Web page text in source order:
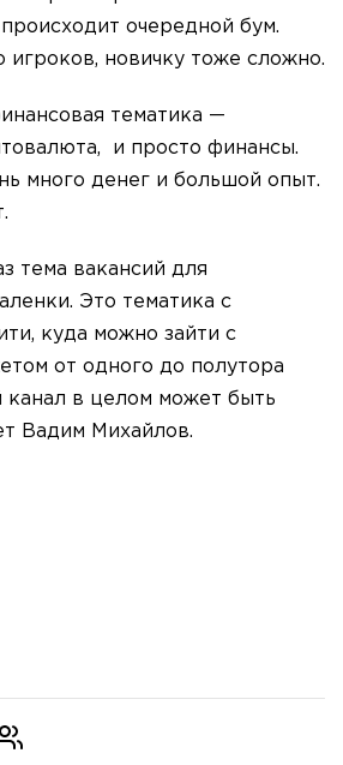
очередной бум.
игроков, новичку тоже сложно.
тематика —
и просто финансы.
много денег и большой опыт.
тема вакансий для
Это тематика с
куда можно зайти с
от одного до полутора
канал в целом может быть
Вадим Михайлов.